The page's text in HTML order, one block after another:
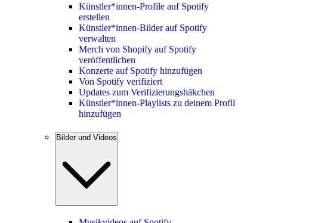
Künstler*innen-Profile auf Spotify
erstellen
Künstler*innen-Bilder auf Spotify
verwalten
Merch von Shopify auf Spotify
veröffentlichen
Konzerte auf Spotify hinzufügen
Von Spotify verifiziert
Updates zum Verifizierungshäkchen
Künstler*innen-Playlists zu deinem Profil
hinzufügen
Bilder und Videos